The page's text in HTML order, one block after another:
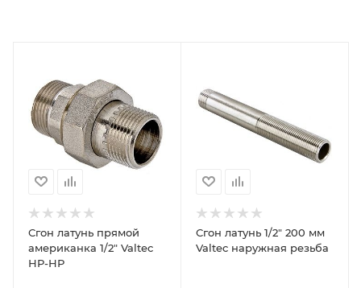
Сгон латунь прямой
американка 1/2" Valtec
НР-НР
Сгон латунь 1/2" 200 мм
Valtec наружная резьба